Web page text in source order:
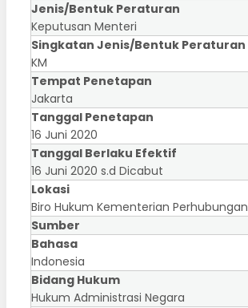
Jenis/Bentuk Peraturan
Keputusan Menteri
Singkatan Jenis/Bentuk Peraturan
KM
Tempat Penetapan
Jakarta
Tanggal Penetapan
16 Juni 2020
Tanggal Berlaku Efektif
16 Juni 2020 s.d Dicabut
Lokasi
Biro Hukum Kementerian Perhubungan
Sumber
Bahasa
Indonesia
Bidang Hukum
Hukum Administrasi Negara